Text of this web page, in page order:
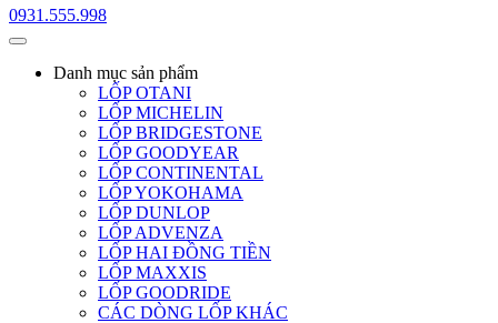
0931.555.998
Danh mục sản phẩm
LỐP OTANI
LỐP MICHELIN
LỐP BRIDGESTONE
LỐP GOODYEAR
LỐP CONTINENTAL
LỐP YOKOHAMA
LỐP DUNLOP
LỐP ADVENZA
LỐP HAI ĐỒNG TIỀN
LỐP MAXXIS
LỐP GOODRIDE
CÁC DÒNG LỐP KHÁC